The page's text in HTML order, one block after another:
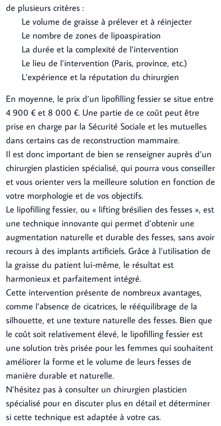
de plusieurs critères :
Le volume de graisse à prélever et à réinjecter
Le nombre de zones de lipoaspiration
La durée et la complexité de l’intervention
Le lieu de l’intervention (Paris, province, etc.)
L’expérience et la réputation du chirurgien
En moyenne, le prix d’un lipofilling fessier se situe entre
4 900 € et 8 000 €. Une partie de ce coût peut être
prise en charge par la Sécurité Sociale et les mutuelles
dans certains cas de reconstruction mammaire.
Il est donc important de bien se renseigner auprès d’un
chirurgien plasticien spécialisé, qui pourra vous conseiller
et vous orienter vers la meilleure solution en fonction de
votre morphologie et de vos objectifs.
Le lipofilling fessier, ou « lifting brésilien des fesses », est
une technique innovante qui permet d’obtenir une
augmentation naturelle et durable des fesses, sans avoir
recours à des implants artificiels. Grâce à l’utilisation de
la graisse du patient lui-même, le résultat est
harmonieux et parfaitement intégré.
Cette intervention présente de nombreux avantages,
comme l’absence de cicatrices, le rééquilibrage de la
silhouette, et une texture naturelle des fesses. Bien que
le coût soit relativement élevé, le lipofilling fessier est
une solution très prisée pour les femmes qui souhaitent
améliorer la forme et le volume de leurs fesses de
manière durable et naturelle.
N’hésitez pas à consulter un chirurgien plasticien
spécialisé pour en discuter plus en détail et déterminer
si cette technique est adaptée à votre cas.